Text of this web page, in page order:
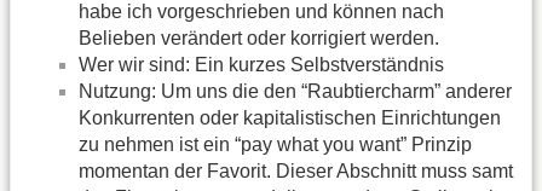
habe ich vorgeschrieben und können nach
Belieben verändert oder korrigiert werden.
Wer wir sind: Ein kurzes Selbstverständnis
Nutzung: Um uns die den “Raubtiercharm” anderer
Konkurrenten oder kapitalistischen Einrichtungen
zu nehmen ist ein “pay what you want” Prinzip
momentan der Favorit. Dieser Abschnitt muss samt